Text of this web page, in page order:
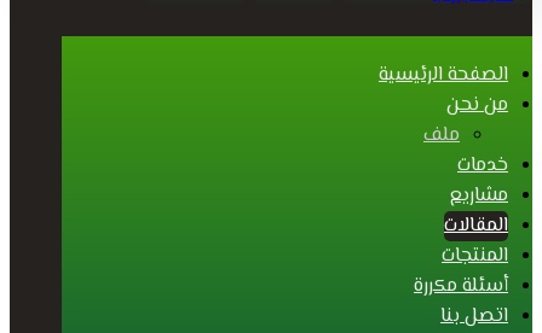
الصفحة الرئيسية
من نحن
ملف
خدمات
مشاريع
المقالات
المنتجات
أسئلة مكررة
اتصل بنا